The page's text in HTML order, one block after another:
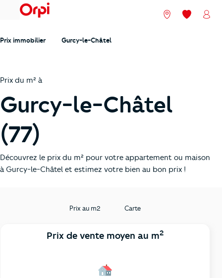
menu Nos agences
Mes
Prix immobilier Gurcy-le-Châtel
Prix du m² à
Gurcy-le-Châtel
(77)
Découvrez le prix du m² pour votre appartement ou maison
à Gurcy-le-Châtel et estimez votre bien au bon prix !
Prix au m2 Carte
Prix de vente moyen au m2